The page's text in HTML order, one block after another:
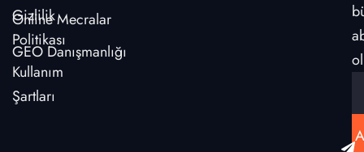
Gizlilik
Politikası
Kullanım
Şartları
Online Mecralar
GEO Danışmanlığı